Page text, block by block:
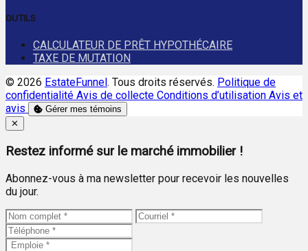
OUTILS
CALCULATEUR DE PRÊT HYPOTHÉCAIRE
TAXE DE MUTATION
© 2026 EstateFunnel . Tous droits réservés. Politique de
confidentialité Avis de collecte Conditions d’utilisation Avis et
avis
Gérer mes témoins
Close
✕
Restez informé sur le marché immobilier !
Abonnez-vous à ma newsletter pour recevoir les nouvelles
du jour.